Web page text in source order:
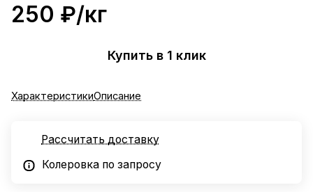
250 ₽/кг
Купить в 1 клик
ХарактеристикиОписание
Рассчитать доставку
Колеровка по запросу